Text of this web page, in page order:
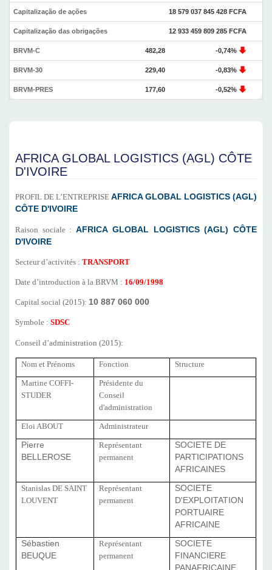
Capitalização de ações 18 579 037 845 428 FCFA
Capitalização das obrigações 12 933 459 809 285 FCFA
BRVM-C 482,28 -0,74%
BRVM-30 229,40 -0,83%
BRVM-PRES 177,60 -0,52%
AFRICA GLOBAL LOGISTICS (AGL) CÔTE
D'IVOIRE
PROFIL DE L’ENTREPRISE AFRICA GLOBAL LOGISTICS (AGL)
CÔTE D'IVOIRE
Raison sociale :AFRICA GLOBAL LOGISTICS (AGL) CÔTE
D'IVOIRE
Secteur d’activités : TRANSPORT
Date d’introduction à la BRVM : 16/09/1998
Capital social (2015): 10 887 060 000
Symbole : SDSC
Conseil d’administration (2015):
Nom et Prénoms Fonction Structure
Martine COFFI-
STUDER
Présidente du
Conseil
d'administration
Eloi ABOUT Administrateur
Pierre
BELLEROSE
Représentant
permanent
SOCIETE DE
PARTICIPATIONS
AFRICAINES
Stanislas DE SAINT
LOUVENT
Représentant
permanent
SOCIETE
D'EXPLOITATION
PORTUAIRE
AFRICAINE
Sébastien
BEUQUE
Représentant
permanent
SOCIETE
FINANCIERE
PANAFRICAINE